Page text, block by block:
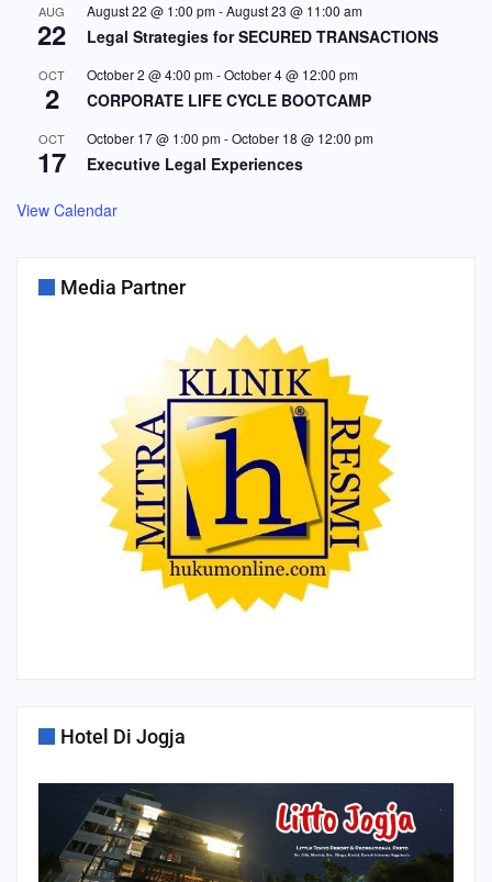
AUG
22
August 22 @ 1:00 pm-August 23 @ 11:00 am
Legal Strategies for SECURED TRANSACTIONS
OCT
2
October 2 @ 4:00 pm-October 4 @ 12:00 pm
CORPORATE LIFE CYCLE BOOTCAMP
OCT
17
October 17 @ 1:00 pm-October 18 @ 12:00 pm
Executive Legal Experiences
View Calendar
Media Partner
Hotel Di Jogja